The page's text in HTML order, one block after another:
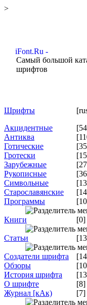
>
Самый большой
шрифтов
Шрифты
Акцидентные
Антиква
Готические
Гротески
Зарубежные
Рукописные
Символьные
Старославянские
Программы
Книги [0]
Статьи
Создатели шрифта
Обзоры
История шрифта
О шрифте
[8]
Журнал [кАк)
[7]